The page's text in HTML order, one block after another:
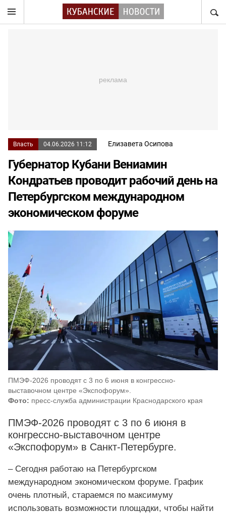
Власть 04.06.2026 11:12 Елизавета Осипова
Губернатор Кубани Вениамин
Кондратьев проводит рабочий день на
Петербургском международном
экономическом форуме
ПМЭФ-2026 проводят с 3 по 6 июня в конгрессно-
выставочном центре «Экспофорум».
Фото: пресс-служба администрации Краснодарского края
ПМЭФ-2026 проводят с 3 по 6 июня в
конгрессно-выставочном центре
«Экспофорум» в Санкт-Петербурге.
– Сегодня работаю на Петербургском
международном экономическом форуме. График
очень плотный, стараемся по максимуму
использовать возможности площадки, чтобы найти